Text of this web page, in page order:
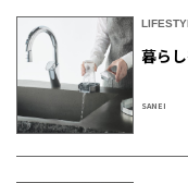
暮ら
SANEI